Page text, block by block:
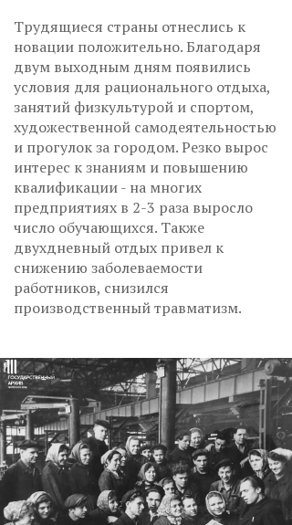
Трудящиеся страны отнеслись к
новации положительно. Благодаря
двум выходным дням появились
условия для рационального отдыха,
занятий физкультурой и спортом,
художественной самодеятельностью
и прогулок за городом. Резко вырос
интерес к знаниям и повышению
квалификации - на многих
предприятиях в 2-3 раза выросло
число обучающихся. Также
двухдневный отдых привел к
снижению заболеваемости
работников, снизился
производственный травматизм.